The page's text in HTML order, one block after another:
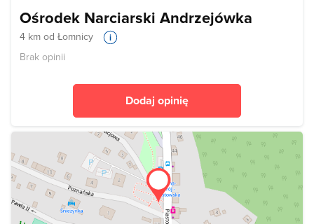
Ośrodek Narciarski Andrzejówka
4 km od Łomnicy
Brak opinii
Dodaj opinię